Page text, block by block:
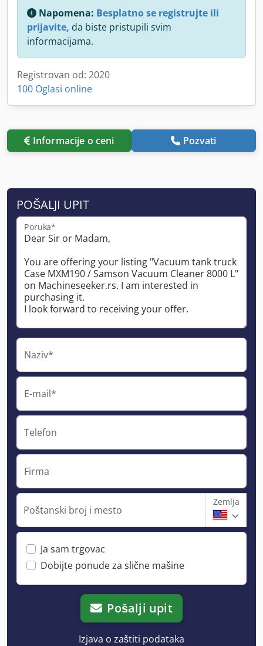
Napomena: Besplatno se registrujte ili
prijavite, da biste pristupili svim
informacijama.
Registrovan od: 2020
100 Oglasi online
Informacije o ceni Pozvati
POŠALJI UPIT
Poruka*
Naziv*
E-mail*
Telefon
Firma
Poštanski broj i mesto
Zemlja
Ja sam trgovac
Dobijte ponude za slične mašine
Pošalji upit
Izjava o zaštiti podataka